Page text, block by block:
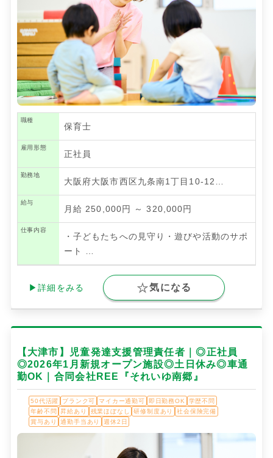
職種
保育士
雇用形態
正社員
勤務地
大阪府大阪市西区九条南1丁目10-12…
給与
月給 250,000円 ～ 320,000円
仕事内容
・子どもたちへの見守り・遊びや活動のサポ
ート
▶詳細をみる 気になる
【大津市】児童発達支援管理責任者｜◎正社員
◎2026年1月新規オープン施設◎土日休み◎車通
勤OK｜合同会社REE『それいゆ南郷』
50代活躍 ブランク可 マイカー通勤可 即日勤務OK
学歴不問
年齢不問
昇給あり 残業ほぼなし 研修制度あり
社会保険完備
賞与あり
通勤手当あり 週休2日